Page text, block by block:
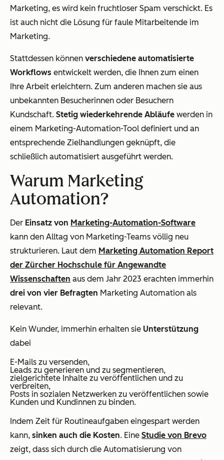
Marketing, es wird kein fruchtloser Spam verschickt. Es
ist auch nicht die Lösung für faule Mitarbeitende im
Marketing.
Stattdessen können verschiedene automatisierte
Workflows entwickelt werden, die Ihnen zum einen
Ihre Arbeit erleichtern. Zum anderen machen sie aus
unbekannten Besucherinnen oder Besuchern
Kundschaft. Stetig wiederkehrende Abläufe werden in
einem Marketing-Automation-Tool definiert und an
entsprechende Zielhandlungen geknüpft, die
schließlich automatisiert ausgeführt werden.
Warum Marketing
Automation?
Der Einsatz von Marketing-Automation-Software
kann den Alltag von Marketing-Teams völlig neu
strukturieren. Laut dem Marketing Automation Report
der Zürcher Hochschule für Angewandte
Wissenschaften aus dem Jahr 2023 erachten immerhin
drei von vier Befragten Marketing Automation als
relevant.
Kein Wunder, immerhin erhalten sie Unterstützung
dabei
E-Mails zu versenden,
Leads zu generieren und zu segmentieren,
zielgerichtete Inhalte zu veröffentlichen und zu
verbreiten,
Posts in sozialen Netzwerken zu veröffentlichen sowie
Kunden und Kundinnen zu binden.
Indem Zeit für Routineaufgaben eingespart werden
kann, sinken auch die Kosten. Eine Studie von Brevo
zeigt, dass sich durch die Automatisierung von